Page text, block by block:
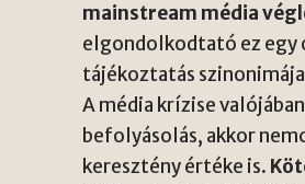
mainstream média
elgondolkodtató ez egy
tájékoztatás
A média krízise
befolyásolás, akkor
keresztény értéke is.